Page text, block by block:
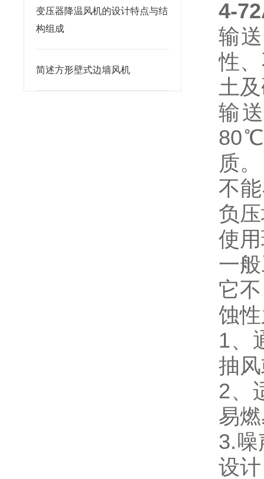
变压器降温风机的设计特点与结
构组成
简述方形壁式边墙风机
4-
输
性
土
输
80℃
质。
不
负
使
一
它
蚀
1、
抽
2、
易
3.噪
设